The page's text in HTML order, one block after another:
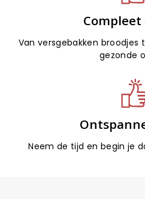
Van versgebakken
gezonde
Neem de tijd en begin je